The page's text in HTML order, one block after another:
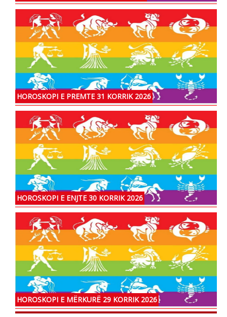
HOROSKOPI E PREMTE 31 KORRIK 2026
HOROSKOPI E ENJTE 30 KORRIK 2026
HOROSKOPI E MËRKURË 29 KORRIK 2026